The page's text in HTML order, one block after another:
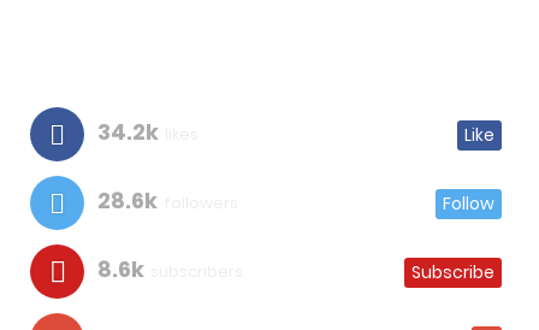
34.2k Like
28.6k Follow
8.6k Subscribe